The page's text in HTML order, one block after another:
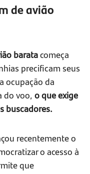
de avião
baratacomeça
precificam seus
ocupação da
do voo, o que exige
buscadores.
recentemente o
o acesso à
que